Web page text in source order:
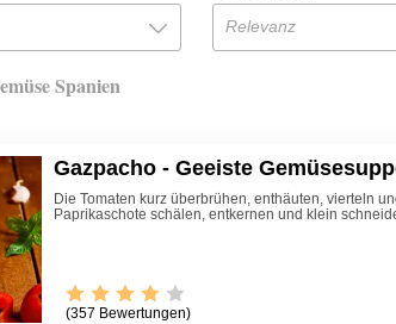
Relevanz
Spanien
Gazpacho - Geeiste
Die Tomaten kurz überbrühen, enthäuten, vierteln
Paprikaschote schälen, entkernen und klein
(357 Bewertungen)